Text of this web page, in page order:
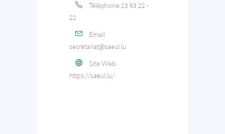
Téléphone23 63 22 -
22
Email
secretariat@saeul.lu
Site Web
https://saeul.lu/